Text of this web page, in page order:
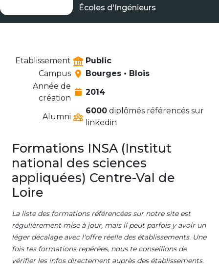
Écoles d'Ingénieurs
Etablissement
Public
Campus
Bourges • Blois
Année de
création
2014
Alumni
6000 diplômés référencés sur
linkedin
Formations INSA (Institut
national des sciences
appliquées) Centre-Val de
Loire
La liste des formations référencées sur notre site est
régulièrement mise à jour, mais il peut parfois y avoir un
léger décalage avec l'offre réelle des établissements. Une
fois tes formations repérées, nous te conseillons de
vérifier les infos directement auprès des établissements.